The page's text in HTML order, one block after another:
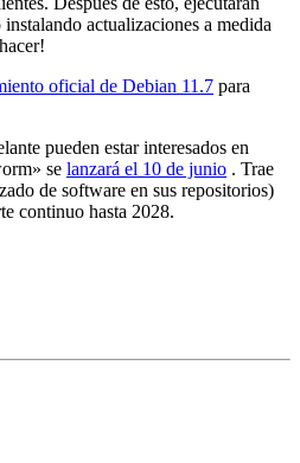
actualizaciones a medida
oficial de Debian 11.7 para
pueden estar interesados ​​​​en
se lanzará el 10 de junio . Trae
de software en sus repositorios)
continuo hasta 2028.